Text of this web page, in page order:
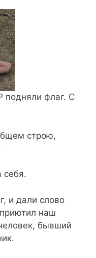
подняли флаг. С
строю,
себя.
и дали слово
наш
бывший